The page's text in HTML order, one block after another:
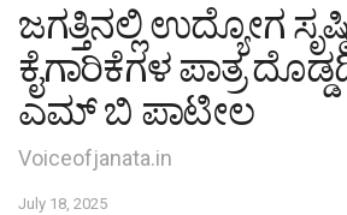
ಜಗತ್ತಿನಲ್ಲಿ ಉದ್ಯೋಗ
ಕೈಗಾರಿಕೆಗಳ ಪಾತ್ರ
ಎಮ್ ಬಿ ಪಾಟೀಲ
Voiceofjanata.in
July 18, 2025